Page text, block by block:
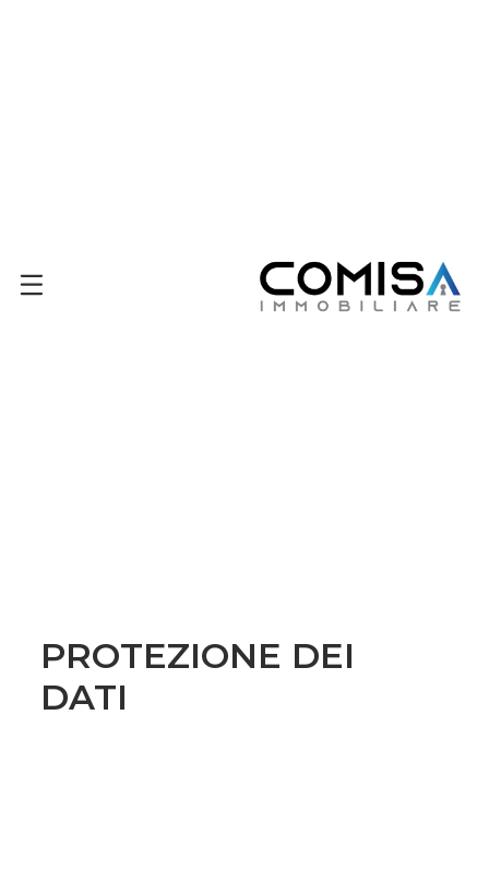
PROTEZIONE DEI
DATI